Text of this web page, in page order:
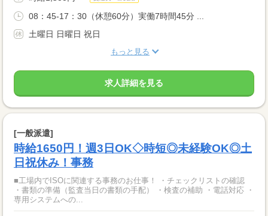
08：45-17：30（休憩60分）実働7時間45分 ...
土曜日 日曜日 祝日
もっと見る
求人詳細を見る
[一般派遣]
時給1650円！週3日OK◇時短◎未経験OK◎土
日祝休み！事務
■工場内でISOに関連する事務のお仕事！ ・チェックリストの確認
・書類の準備（監査当日の書類の手配） ・検査の補助 ・電話対応 ・
専用システムへの...